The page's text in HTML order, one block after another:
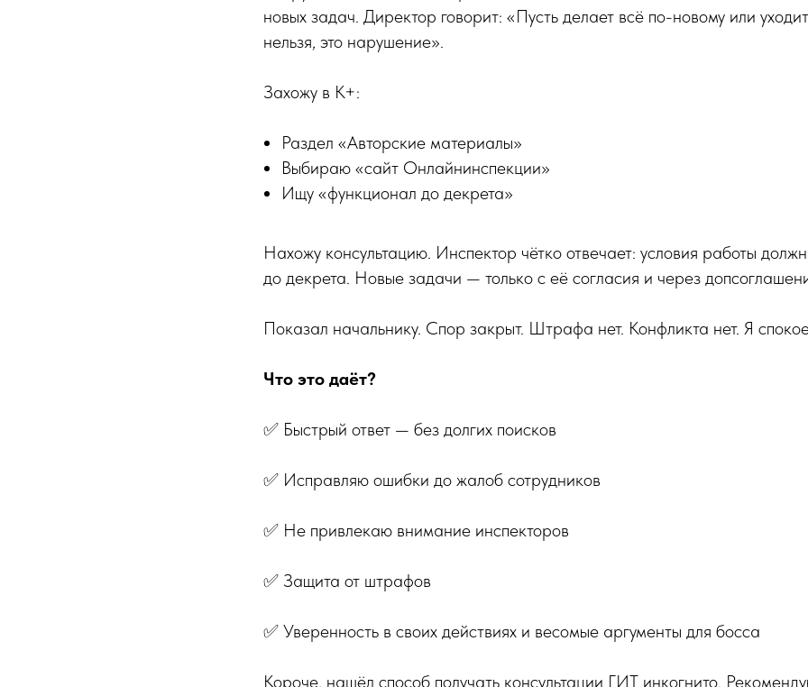
новых задач. Директор говорит: «Пусть делает всё по-новому или
нельзя, это нарушение».
Захожу в К+:
Раздел «Авторские материалы»
Выбираю «сайт Онлайнинспекции»
Ищу «функционал до декрета»
Нахожу консультацию. Инспектор чётко отвечает: условия работы
до декрета. Новые задачи — только с её согласия и через
Показал начальнику. Спор закрыт. Штрафа нет. Конфликта нет. Я
Что это даёт?
✅ Быстрый ответ — без долгих поисков
✅ Исправляю ошибки до жалоб сотрудников
✅ Не привлекаю внимание инспекторов
✅ Защита от штрафов
✅ Уверенность в своих действиях и весомые аргументы для босса
Короче, нашёл способ получать консультации ГИТ инкогнито.